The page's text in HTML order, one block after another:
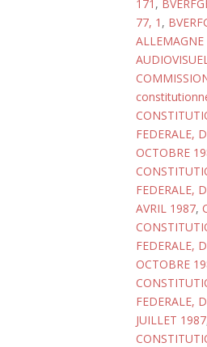
171 ,
77, 1 ,
ALLEMAGNE
FEDERALE,
OCTOBRE
FEDERALE,
AVRIL 1987,
FEDERALE,
OCTOBRE
FEDERALE,
JUILLET 1987